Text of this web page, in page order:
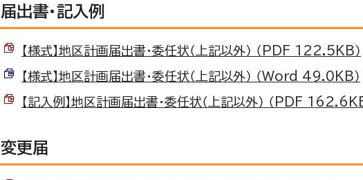
届出書・記入例
【様式】地区計画届出書・委任状（上記以外） （PDF 122.5KB）
【様式】地区計画届出書・委任状（上記以外） （Word 49.0KB）
【記入例】地区計画届出書・委任状（上記以外） （PDF
変更届